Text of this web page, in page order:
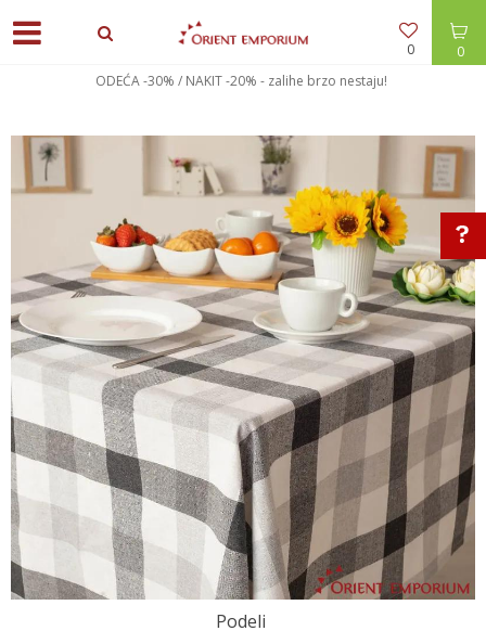
0
0
ODEĆA -30% / NAKIT -20% - zalihe brzo nestaju!
Podeli